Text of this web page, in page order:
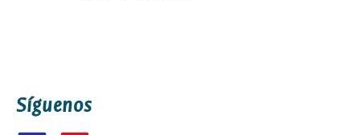
Síguenos